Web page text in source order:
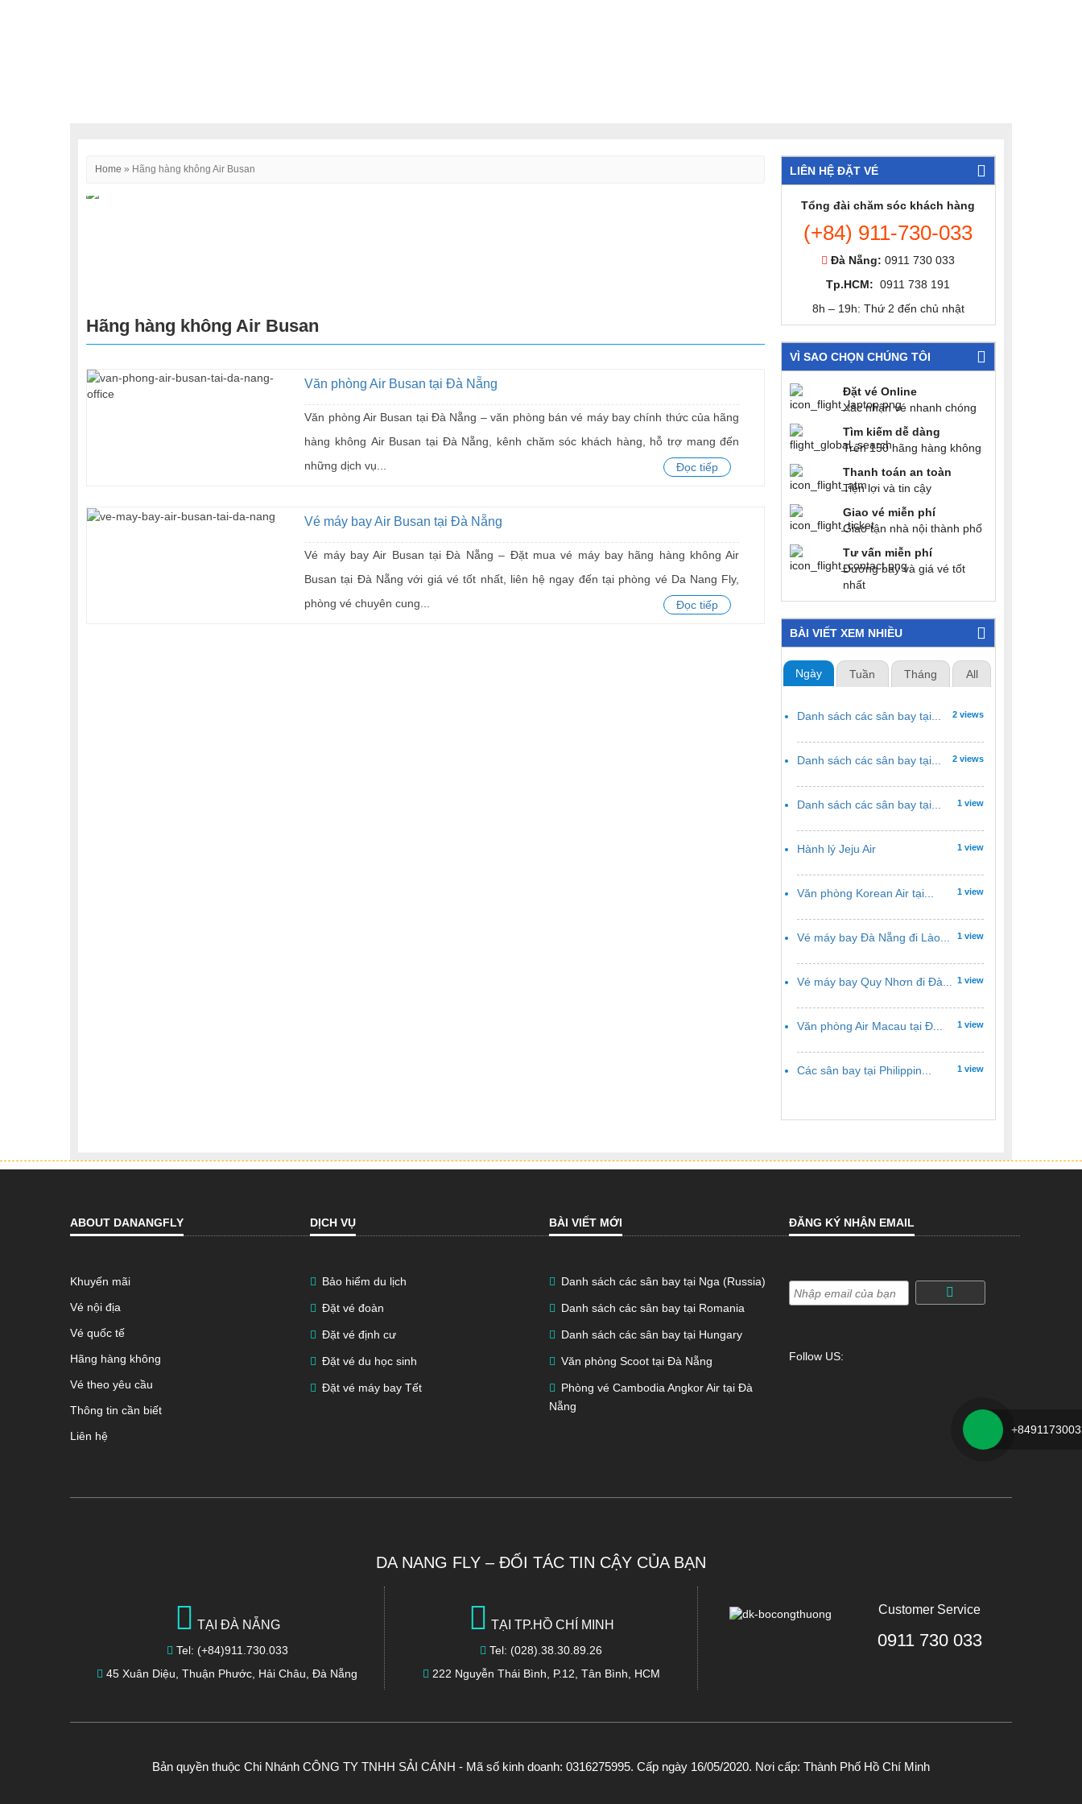
Home » Hãng hàng không Air Busan
Hãng hàng không Air Busan
Văn phòng Air Busan tại Đà Nẵng
Văn phòng Air Busan tại Đà Nẵng – văn phòng bán vé máy bay chính thức của hãng
hàng không Air Busan tại Đà Nẵng, kênh chăm sóc khách hàng, hỗ trợ mang đến
những dịch vụ...
Đọc tiếp
Vé máy bay Air Busan tại Đà Nẵng
Vé máy bay Air Busan tại Đà Nẵng – Đặt mua vé máy bay hãng hàng không Air
Busan tại Đà Nẵng với giá vé tốt nhất, liên hệ ngay đến tại phòng vé Da Nang Fly,
phòng vé chuyên cung...
Đọc tiếp
LIÊN HỆ ĐẶT VÉ
Tổng đài chăm sóc khách hàng
(+84) 911-730-033
Đà Nẵng: 0911 730 033
Tp.HCM: 0911 738 191
8h – 19h: Thứ 2 đến chủ nhật
VÌ SAO CHỌN CHÚNG TÔI
Đặt vé Online
Xác nhận vé nhanh chóng
Tìm kiếm dễ dàng
Trên 150 hãng hàng không
Thanh toán an toàn
Tiện lợi và tin cậy
Giao vé miễn phí
Giao tận nhà nội thành phố
Tư vấn miễn phí
Đường bay và giá vé tốt
nhất
BÀI VIẾT XEM NHIỀU
Ngày Tuần Tháng All
Danh sách các sân bay tại... 2 views
Danh sách các sân bay tại... 2 views
Danh sách các sân bay tại... 1 view
Hành lý Jeju Air 1 view
Văn phòng Korean Air tại... 1 view
Vé máy bay Đà Nẵng đi Lào... 1 view
Vé máy bay Quy Nhơn đi Đà... 1 view
Văn phòng Air Macau tại Đ... 1 view
Các sân bay tại Philippin... 1 view
ABOUT DANANGFLY
Khuyến mãi
Vé nội địa
Vé quốc tế
Hãng hàng không
Vé theo yêu cầu
Thông tin cần biết
Liên hệ
DỊCH VỤ
Bảo hiểm du lịch
Đặt vé đoàn
Đặt vé định cư
Đặt vé du học sinh
Đặt vé máy bay Tết
BÀI VIẾT MỚI
Danh sách các sân bay tại Nga (Russia)
Danh sách các sân bay tại Romania
Danh sách các sân bay tại Hungary
Văn phòng Scoot tại Đà Nẵng
Phòng vé Cambodia Angkor Air tại Đà
Nẵng
ĐĂNG KÝ NHẬN EMAIL
Follow US:
DA NANG FLY – ĐỐI TÁC TIN CẬY CỦA BẠN
TẠI ĐÀ NẴNG
Tel: (+84)911.730.033
45 Xuân Diệu, Thuận Phước, Hải Châu, Đà Nẵng
TẠI TP.HỒ CHÍ MINH
Tel: (028).38.30.89.26
222 Nguyễn Thái Bình, P.12, Tân Bình, HCM
Customer Service
0911 730 033
Bản quyền thuộc Chi Nhánh CÔNG TY TNHH SẢI CÁNH - Mã số kinh doanh: 0316275995. Cấp ngày 16/05/2020. Nơi cấp: Thành Phố Hồ Chí Minh